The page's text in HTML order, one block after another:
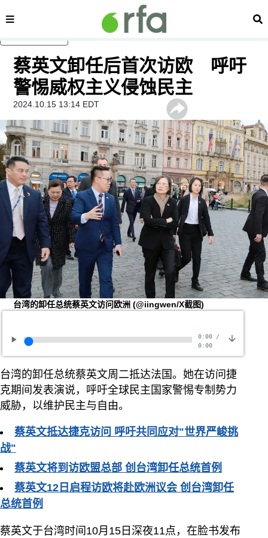
内容分类 搜
蔡英文卸任后首次访欧 呼吁
警惕威权主义侵蚀民主
2024.10.15 13:14 EDT
台湾的卸任总统蔡英文访问欧洲(@iingwen/X截图)
0:00/
0:00
台湾的卸任总统蔡英文周二抵达法国。她在访问捷
克期间发表演说，呼吁全球民主国家警惕专制势力
威胁，以维护民主与自由。
蔡英文抵达捷克访问 呼吁共同应对"世界严峻挑
战"
蔡英文将到访欧盟总部 创台湾卸任总统首例
蔡英文12日启程访欧将赴欧洲议会 创台湾卸任
总统首例
蔡英文于台湾时间10月15日深夜11点，在脸书发布